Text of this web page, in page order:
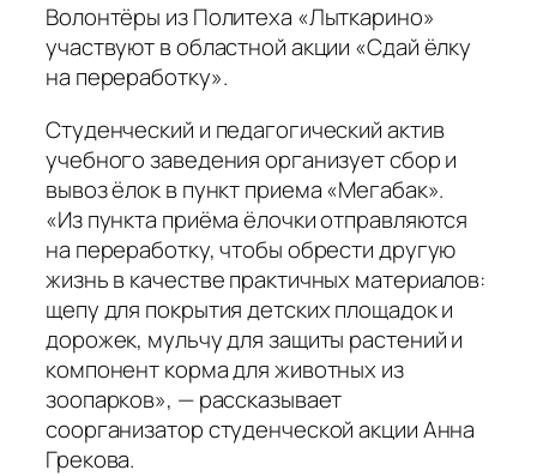
Волонтёры из Политеха «Лыткарино»
участвуют в областной акции «Сдай ёлку
на переработку».
Студенческий и педагогический актив
учебного заведения организует сбор и
вывоз ёлок в пункт приема «Мегабак».
«Из пункта приёма ёлочки отправляются
на переработку, чтобы обрести другую
жизнь в качестве практичных материалов:
щепу для покрытия детских площадок и
дорожек, мульчу для защиты растений и
компонент корма для животных из
зоопарков», — рассказывает
соорганизатор студенческой акции Анна
Грекова.